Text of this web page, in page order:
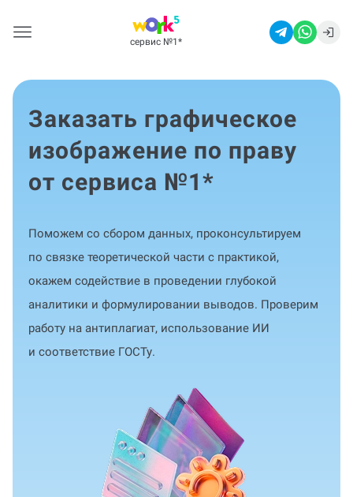
сервис №1 *
Заказать графическое
изображение по праву
от сервиса №1*
Поможем со сбором данных, проконсультируем
по связке теоретической части с практикой,
окажем содействие в проведении глубокой
аналитики и формулировании выводов. Проверим
работу на антиплагиат, использование ИИ
и соответствие ГОСТу.